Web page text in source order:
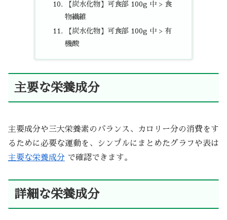
【炭水化物】可食部 100g 中 > 食
物繊維
【炭水化物】可食部 100g 中 > 有
機酸
主要な栄養成分
主要成分や三大栄養素のバランス、カロリー分の消費をす
るために必要な運動を、シンプルにまとめたグラフや表は
主要な栄養成分 で確認できます。
詳細な栄養成分